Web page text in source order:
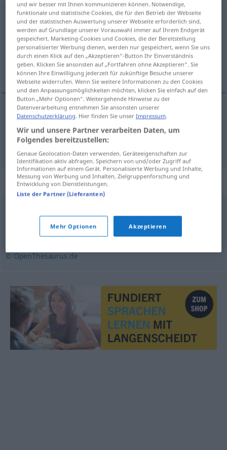
Kalkulation f <-;-en>
Übersicht aller Übersetzungen
(Für mehr Details die Übersetzung anklicken/antippen)
υπολογισμός, κοστολόγηση
υπολογισμόςm Kalkulation
κοστολόγηση f Kalkulation
Synonyme für "Kalkulation"
Voranschlag,Festsetzung,Schätzung,Zählung,
Berechnung,Ansatz,Rechnung Veranschlagung
© OpenThesaurus.de
und wir besser mit Ihnen kommunizieren können. Notwendige,
funktionale und statistische Cookies, die für den Betrieb der Webseite
und der statistischen Auswertung unserer Webseite erforderlich sind,
werden auf Grundlage unserer Vorauswahl immer auf Ihrem Endgerät
gespeichert. Marketing-Cookies und Cookies, die der Bereitstellung
personalisierter Werbung dienen, werden nur gespeichert, wenn Sie uns
durch einen Klick auf den „Akzeptieren“-Button Ihr Einverständnis
geben. Klicken Sie ansonsten auf „Fortfahren ohne Akzeptieren“. Sie
können Ihre Einwilligung jederzeit für zukünftige Besuche unserer
Webseite widerrufen. Wenn Sie weitere Informationen zu den Cookies
und den Anpassungsmöglichkeiten möchten, klicken Sie einfach auf den
Button „Mehr Optionen“. Weitergehende Hinweise zu der
Datenverarbeitung entnehmen Sie ansonsten unserer
Datenschutzerklärung. Hier finden Sie unserImpressum.
Wir und unsere Partner verarbeiten Daten, um
Folgendes bereitzustellen:
Genaue Geolocation-Daten verwenden. Geräteeigenschaften zur
Identifikation aktiv abfragen. Speichern von und/oder Zugriff auf
Informationen auf einem Gerät. Personalisierte Werbung und Inhalte,
Messung von Werbung und Inhalten, Zielgruppenforschung und
Entwicklung von Dienstleistungen.
Liste der Partner (Lieferanten)
Mehr Optionen Akzeptieren